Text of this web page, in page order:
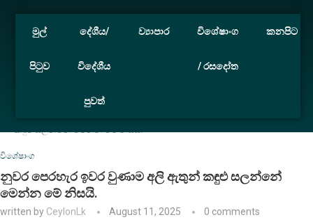
මුල්
පිටුව
දේශීය/
විදේශීය
පුවත්
ව්‍යාපාර විශේෂාංග
/ රසදෝත
කනපිට
කඳුළු සලන්නේ මෙන්න මේ නිසයි.
විශේෂාංග
නුවර පෙරහැර ඉවර වුණාම අලි ඇතුන් කඳුළු සලන්නේ
මෙන්න මේ නිසයි.
written by CeylonLk August 11, 2025 0 comments